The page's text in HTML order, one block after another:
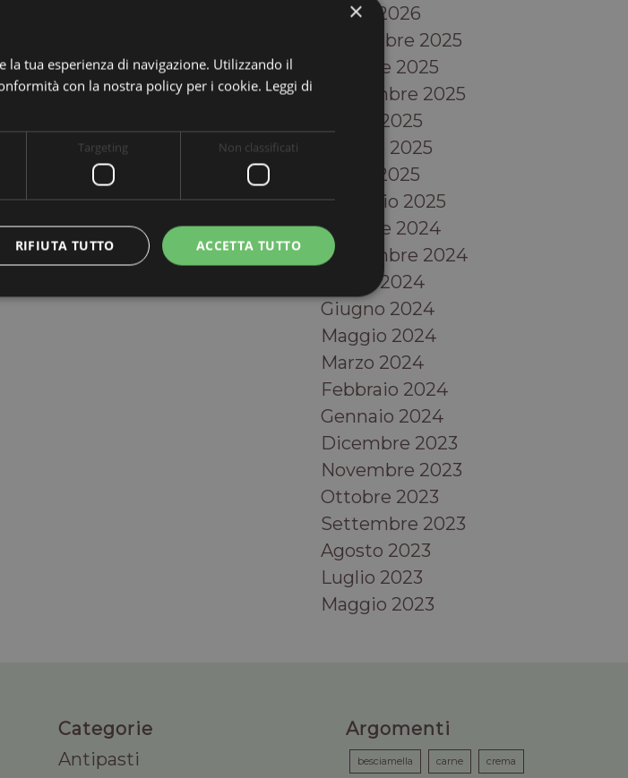
Aprile 2026
Novembre 2025
Ottobre 2025
Settembre 2025
Luglio 2025
Giugno 2025
Aprile 2025
Febbraio 2025
Ottobre 2024
Settembre 2024
Luglio 2024
Giugno 2024
Maggio 2024
Marzo 2024
Febbraio 2024
Gennaio 2024
Dicembre 2023
Novembre 2023
Ottobre 2023
Settembre 2023
Agosto 2023
Luglio 2023
Maggio 2023
Categorie
Antipasti
Argomenti
besciamella carne crema
×
tua esperienza di navigazione. Utilizzando il
con la nostra policy per i cookie. Leggi di
Targeting Non classificati
ACCETTA TUTTO
RIFIUTA TUTTO